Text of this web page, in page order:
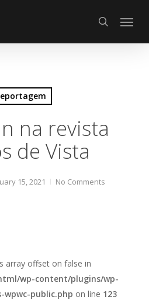
search
Menu
na revista
de Vista
15, 2021 No Comments
array offset on false in
wp-content/plugins/wp-
public.php on line 123